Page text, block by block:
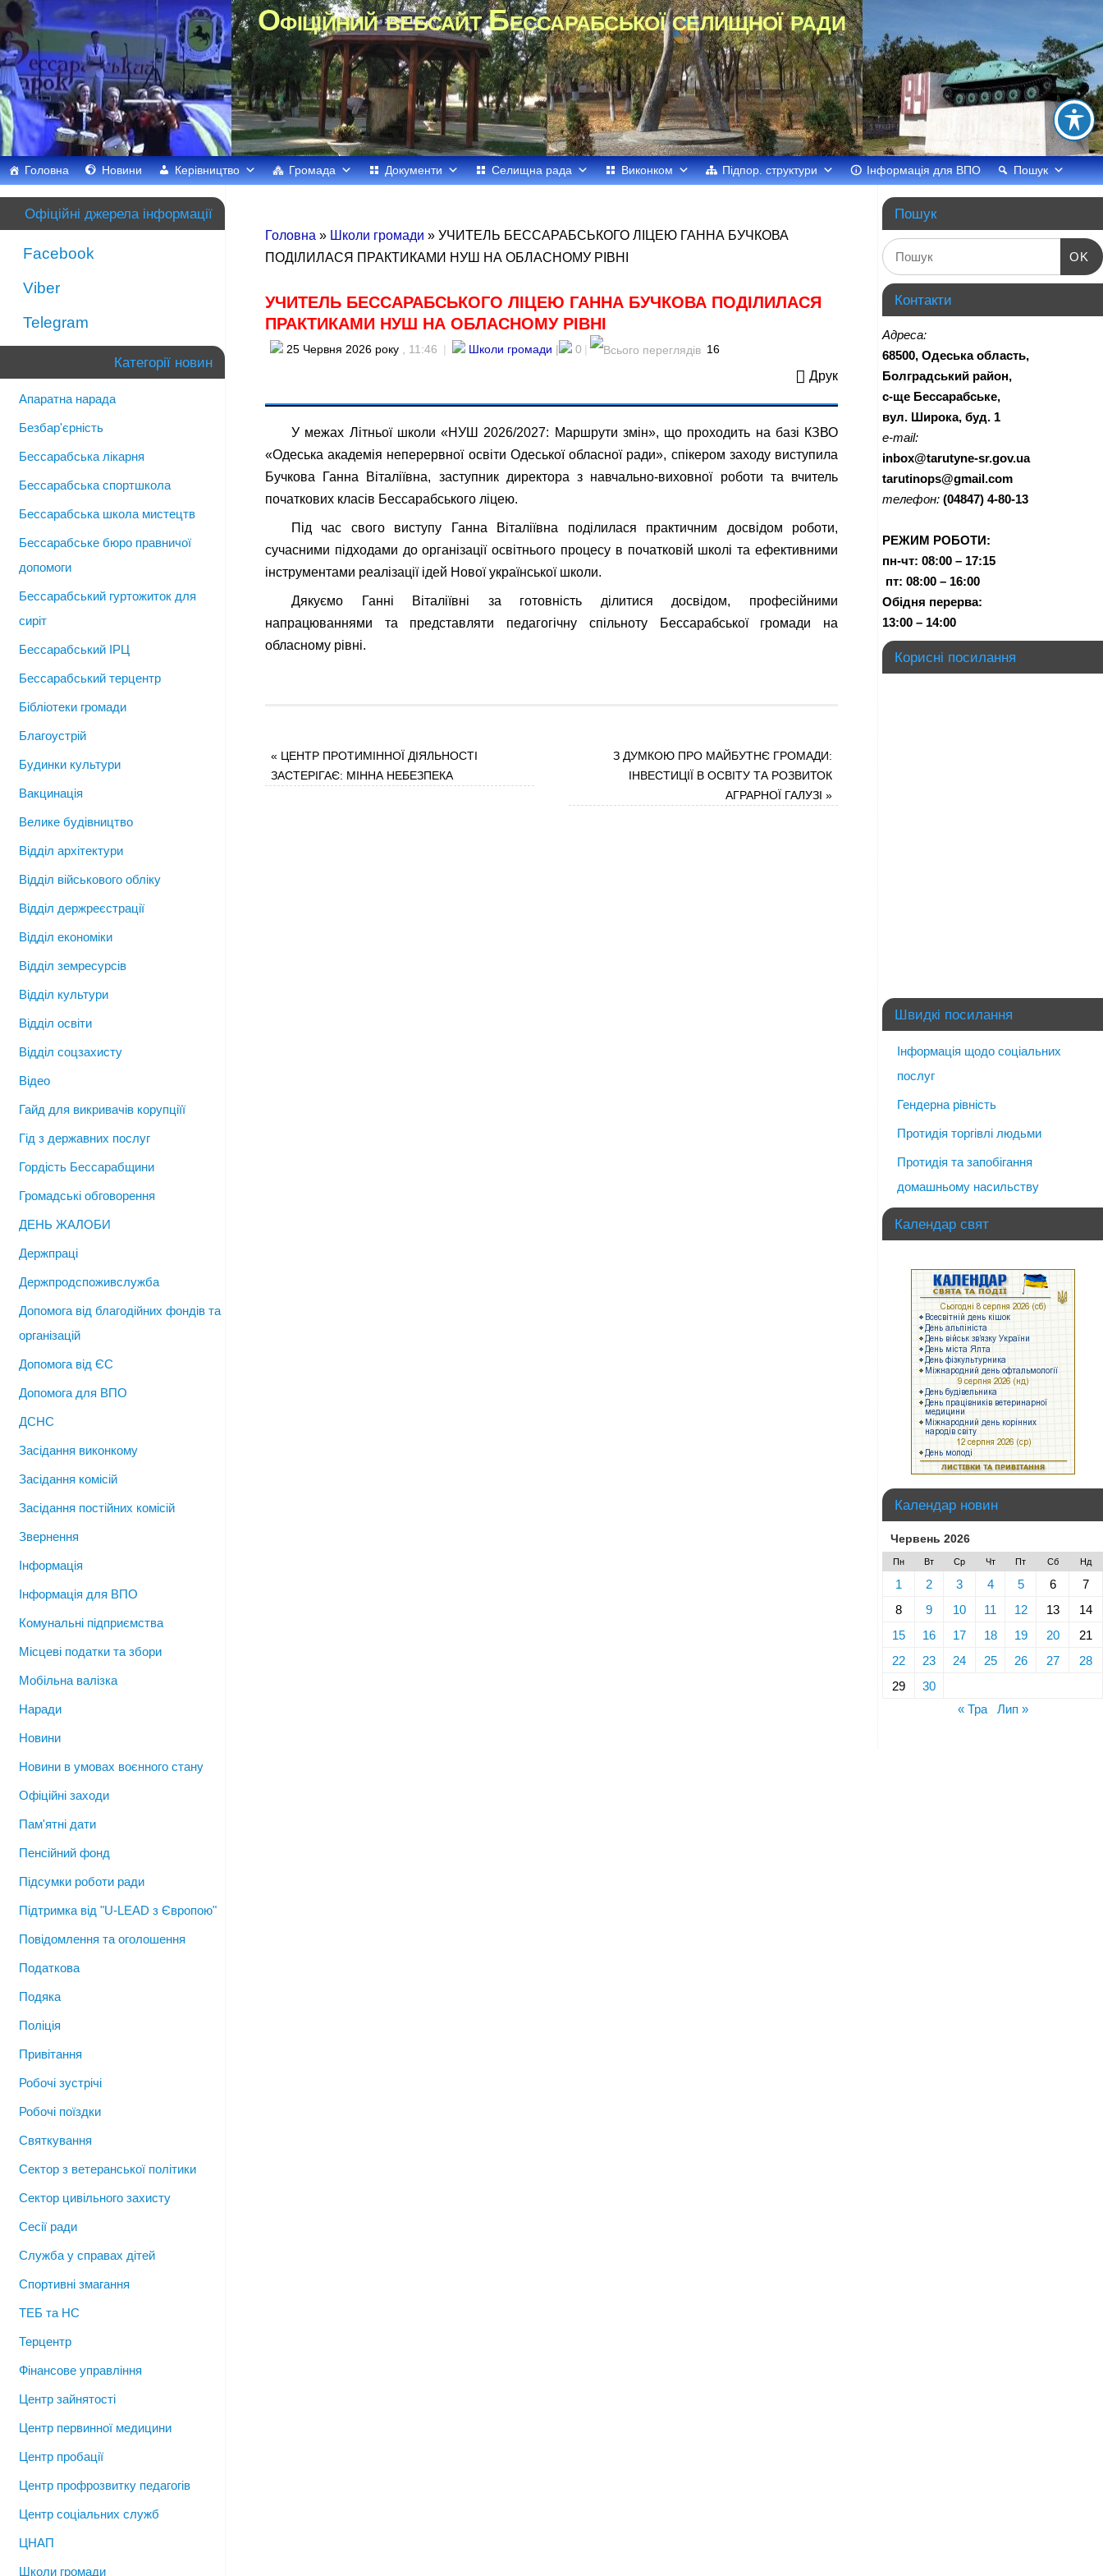
Офіційний вебсайт Бессарабської селищної ради
Головна Новини Керівництво Громада Документи Селищна рада Виконком Підпор. структури Інформація для ВПО Пошук
Головна » Школи громади » УЧИТЕЛЬ БЕССАРАБСЬКОГО ЛІЦЕЮ ГАННА БУЧКОВА
ПОДІЛИЛАСЯ ПРАКТИКАМИ НУШ НА ОБЛАСНОМУ РІВНІ
УЧИТЕЛЬ БЕССАРАБСЬКОГО ЛІЦЕЮ ГАННА БУЧКОВА ПОДІЛИЛАСЯ
ПРАКТИКАМИ НУШ НА ОБЛАСНОМУ РІВНІ
25 Червня 2026 року , 11:46 | Школи громади | 0 | 16
Друк
У межах Літньої школи «НУШ 2026/2027: Маршрути змін», що проходить на базі КЗВО
«Одеська академія неперервної освіти Одеської обласної ради», спікером заходу виступила
Бучкова Ганна Віталіївна, заступник директора з навчально-виховної роботи та вчитель
початкових класів Бессарабського ліцею.
Під час свого виступу Ганна Віталіївна поділилася практичним досвідом роботи,
сучасними підходами до організації освітнього процесу в початковій школі та ефективними
інструментами реалізації ідей Нової української школи.
Дякуємо Ганні Віталіївні за готовність ділитися досвідом, професійними
напрацюваннями та представляти педагогічну спільноту Бессарабської громади на
обласному рівні.
« ЦЕНТР ПРОТИМІННОЇ ДІЯЛЬНОСТІ
ЗАСТЕРІГАЄ: МІННА НЕБЕЗПЕКА
З ДУМКОЮ ПРО МАЙБУТНЄ ГРОМАДИ:
ІНВЕСТИЦІЇ В ОСВІТУ ТА РОЗВИТОК
АГРАРНОЇ ГАЛУЗІ»
Офіційні джерела інформації
Facebook
Viber
Telegram
Категорії новин
Апаратна нарада
Безбар'єрність
Бессарабська лікарня
Бессарабська спортшкола
Бессарабська школа мистецтв
Бессарабське бюро правничої
допомоги
Бессарабський гуртожиток для
сиріт
Бессарабський ІРЦ
Бессарабський терцентр
Бібліотеки громади
Благоустрій
Будинки культури
Вакцинація
Велике будівництво
Відділ архітектури
Відділ військового обліку
Відділ держреєстрації
Відділ економіки
Відділ земресурсів
Відділ культури
Відділ освіти
Відділ соцзахисту
Відео
Гайд для викривачів корупціїї
Гід з державних послуг
Гордість Бессарабщини
Громадські обговорення
ДЕНЬ ЖАЛОБИ
Держпраці
Держпродспоживслужба
Допомога від благодійних фондів та
організацій
Допомога від ЄС
Допомога для ВПО
ДСНС
Засідання виконкому
Засідання комісій
Засідання постійних комісій
Звернення
Інформація
Інформація для ВПО
Комунальні підприємства
Місцеві податки та збори
Мобільна валізка
Наради
Новини
Новини в умовах воєнного стану
Офіційні заходи
Пам'ятні дати
Пенсійний фонд
Підсумки роботи ради
Підтримка від "U-LEAD з Європою"
Повідомлення та оголошення
Податкова
Подяка
Поліція
Привітання
Робочі зустрічі
Робочі поїздки
Святкування
Сектор з ветеранської політики
Сектор цивільного захисту
Сесії ради
Служба у справах дітей
Спортивні змагання
ТЕБ та НС
Терцентр
Фінансове управління
Центр зайнятості
Центр первинної медицини
Центр пробації
Центр профрозвитку педагогів
Центр соціальних служб
ЦНАП
Школи громади
Пошук
OK
Контакти
Адреса:
68500, Одеська область,
Болградський район,
с-ще Бессарабське,
вул. Широка, буд. 1
e-mail:
inbox@tarutyne-sr.gov.ua
tarutinops@gmail.com
телефон: (04847) 4-80-13
РЕЖИМ РОБОТИ:
пн-чт: 08:00 – 17:15
пт: 08:00 – 16:00
Обідня перерва:
13:00 – 14:00
Корисні посилання
Швидкі посилання
Інформація щодо соціальних
послуг
Гендерна рівність
Протидія торгівлі людьми
Протидія та запобігання
домашньому насильству
Календар свят
Календар новин
Червень 2026
Пн Вт Ср Чт Пт Сб Нд
1 2 3 4 5 6
7
8
9 10 11 12 13
14
15
16 17 18 19 20
21
22
23 24 25 26 27
28
29
30
« Тра
Лип »